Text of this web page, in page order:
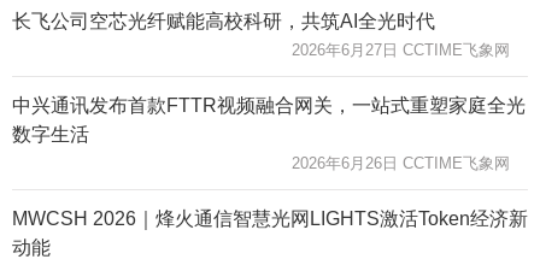
长飞公司空芯光纤赋能高校科研，共筑AI全光时代
2026年6月27日 CCTIME飞象网
中兴通讯发布首款FTTR视频融合网关，一站式重塑家庭全光
数字生活
2026年6月26日 CCTIME飞象网
MWCSH 2026｜烽火通信智慧光网LIGHTS激活Token经济新
动能